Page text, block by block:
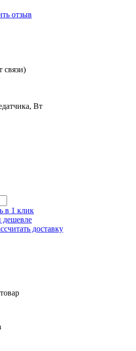
отзыв
связи)
Вт
в 1 клик
доставку